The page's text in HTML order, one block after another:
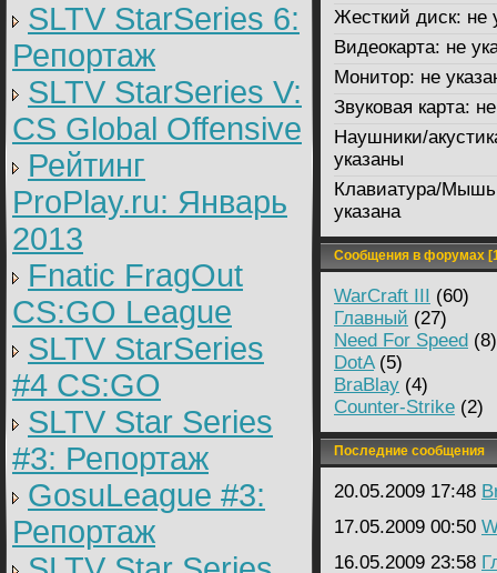
SLTV StarSeries 6:
Репортаж
SLTV StarSeries V:
CS Global Offensive
Рейтинг
ProPlay.ru: Январь
2013
Fnatic FragOut
CS:GO League
SLTV StarSeries
#4 CS:GO
SLTV Star Series
#3: Репортаж
GosuLeague #3:
Репортаж
Жесткий диск: не
Видеокарта: не
Монитор: не
Звуковая карта:
Наушники/
указаны
Клавиатура/
указана
Сообщения в форумах
WarCraft III (60)
Главный (27)
Need For Speed (8)
DotA(5)
BraBlay (4)
Counter-Strike (2)
Последние сообщения
20.05.2009 17:48
17.05.2009 00:50
16.05.2009 23:58